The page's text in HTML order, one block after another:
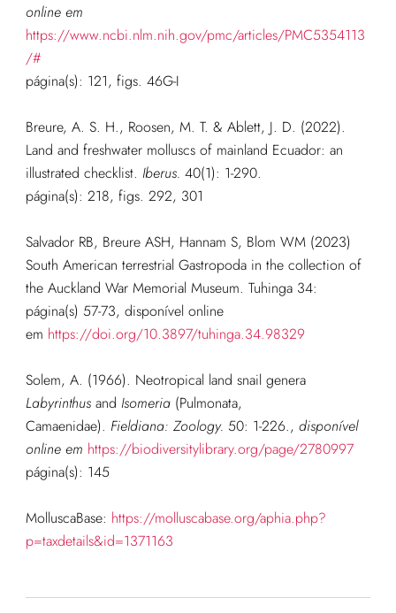
online em
https://www.ncbi.nlm.nih.gov/pmc/articles/PMC5354113
/#
página(s): 121, figs. 46G-I
Breure, A. S. H., Roosen, M. T. & Ablett, J. D. (2022).
Land and freshwater molluscs of mainland Ecuador: an
illustrated checklist. Iberus. 40(1): 1-290.
página(s): 218, figs. 292, 301
Salvador RB, Breure ASH, Hannam S, Blom WM (2023)
South American terrestrial Gastropoda in the collection of
the Auckland War Memorial Museum. Tuhinga 34:
página(s) 57-73, disponível online
em https://doi.org/10.3897/tuhinga.34.98329
Solem, A. (1966). Neotropical land snail genera
Labyrinthusand Isomeria(Pulmonata,
Camaenidae). Fieldiana: Zoology. 50: 1-226., disponível
online em https://biodiversitylibrary.org/page/2780997
página(s): 145
MolluscaBase: https://molluscabase.org/aphia.php?
p=taxdetails&id=1371163